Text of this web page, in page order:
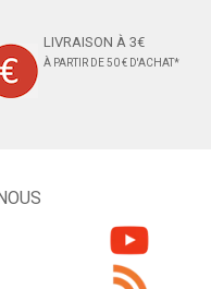
LIVRAISON À 3€
À PARTIR DE 50 € D'ACHAT*